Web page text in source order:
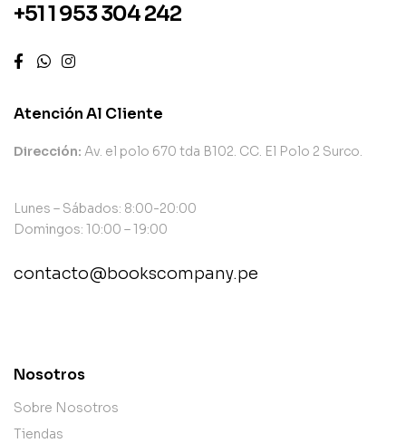
+51 1 953 304 242
Atención Al Cliente
Dirección: Av. el polo 670 tda B102. CC. El Polo 2 Surco.
Lunes – Sábados: 8:00-20:00
Domingos: 10:00 – 19:00
contacto@bookscompany.pe
Nosotros
Sobre Nosotros
Tiendas